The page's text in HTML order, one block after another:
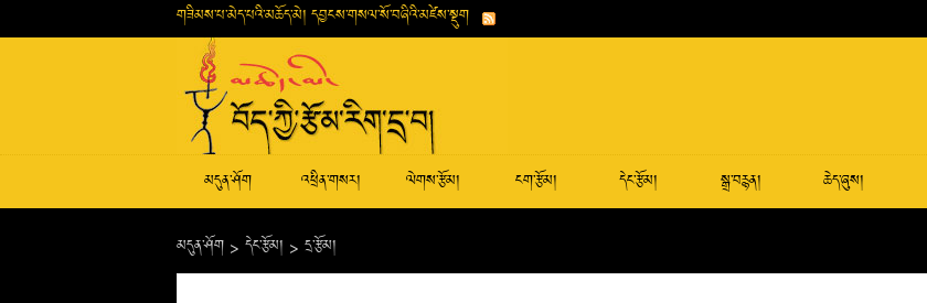
གཟིམས་པ་མེད་པའི་མཆོད་མེ། དབྱངས་གསལ་སོ་བཞིའི་མཛེས་སྡུག
མདུན་ཤོག འཕྲིན་གསར། ལེགས་རྩོམ། ངག་རྩོམ། དེང་རྩོམ། སྒྲ་བརྙན། ཆེད་ཞུས།
མདུན་ཤོག > དེང་རྩོམ། > དྲ་རྩོམ།